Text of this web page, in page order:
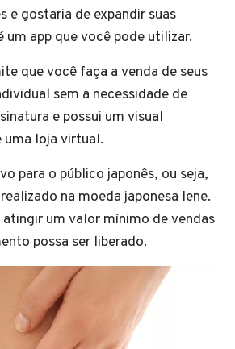
e gostaria de expandir suas
um app que você pode utilizar.
que você faça a venda de seus
sem a necessidade de
e possui um visual
uma loja virtual.
para o público japonês, ou seja,
na moeda japonesa Iene.
atingir um valor mínimo de vendas
possa ser liberado.